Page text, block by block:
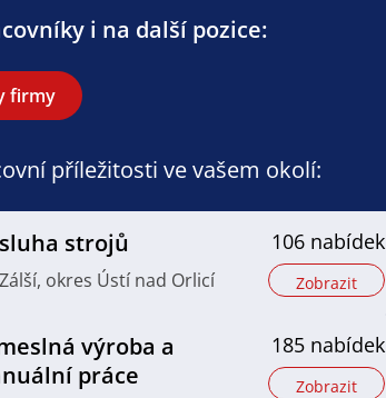
i na další pozice:
firmy
příležitosti ve vašem okolí:
strojů
Zálší, okres Ústí nad Orlicí
106 nabídek
Zobrazit
výroba a
práce
185 nabídek
Zobrazit